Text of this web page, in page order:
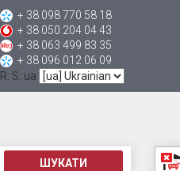
+ 38 098 770 58 18
+ 38 050 204 04 43
+ 38 063 499 83 35
+ 38 096 012 06 09
R: S: ua
ШУКАТИ